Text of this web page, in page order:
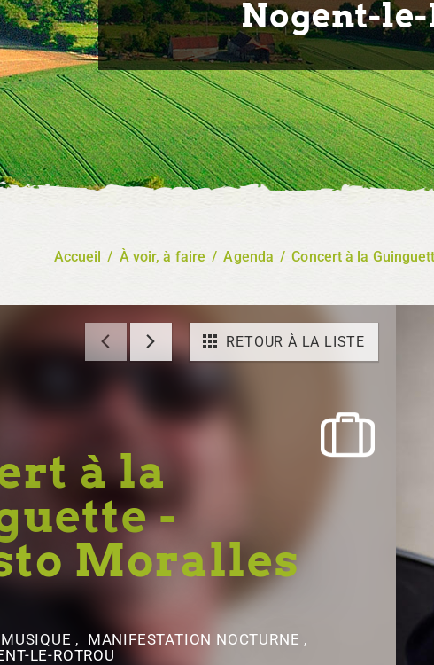
Nogent-
Accueil / À voir, à faire / Agenda / Concert à la
RETOUR À LA LISTE
à la
-
Moralles
, MANIFESTATION NOCTURNE ,
LE-ROTROU